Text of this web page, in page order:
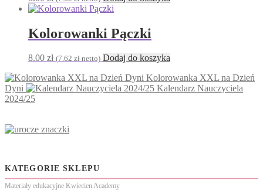
Kolorowanki Pączki
8.00 zł (7.62 zł netto) Dodaj do koszyka
Kolorowanka XXL na Dzień
Dyni
Kalendarz Nauczyciela
2024/25
KATEGORIE SKLEPU
Materiały edukacyjne Kwiecien Academy